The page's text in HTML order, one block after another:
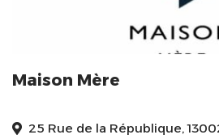
Maison Mère
25 Rue de la République,